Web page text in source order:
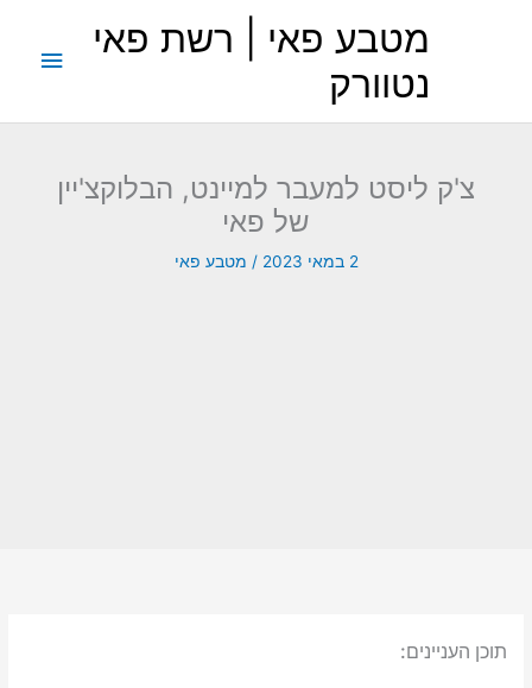
מטבע פאי | רשת פאי
נטוורק
צ'ק ליסט למעבר למיינט, הבלוקצ'יין
של פאי
2 במאי 2023 / מטבע פאי
תוכן העניינים: